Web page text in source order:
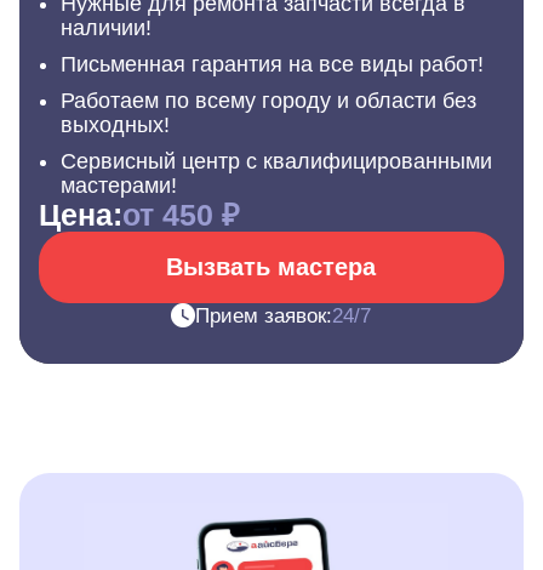
наличии!
Письменная гарантия на все виды работ!
Работаем по всему городу и области без
выходных!
Сервисный центр с квалифицированными
мастерами!
Цена:от 450 ₽
Вызвать мастера
Прием заявок:24/7